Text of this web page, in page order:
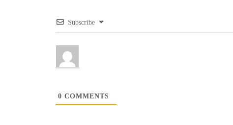
Subscribe
0 COMMENTS